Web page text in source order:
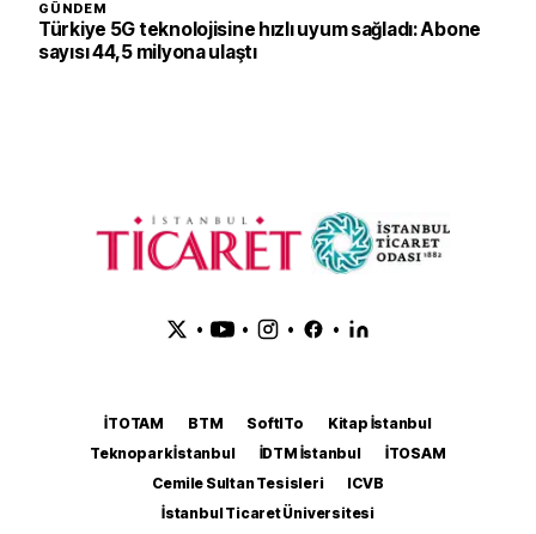
GÜNDEM
Türkiye 5G teknolojisine hızlı uyum sağladı: Abone
sayısı 44,5 milyona ulaştı
• • • •
İTOTAM BTM SoftITo
Kitap İstanbul
Teknopark İstanbul
İDTM İstanbul
İTOSAM
Cemile Sultan Tesisleri
ICVB
İstanbul Ticaret Üniversitesi